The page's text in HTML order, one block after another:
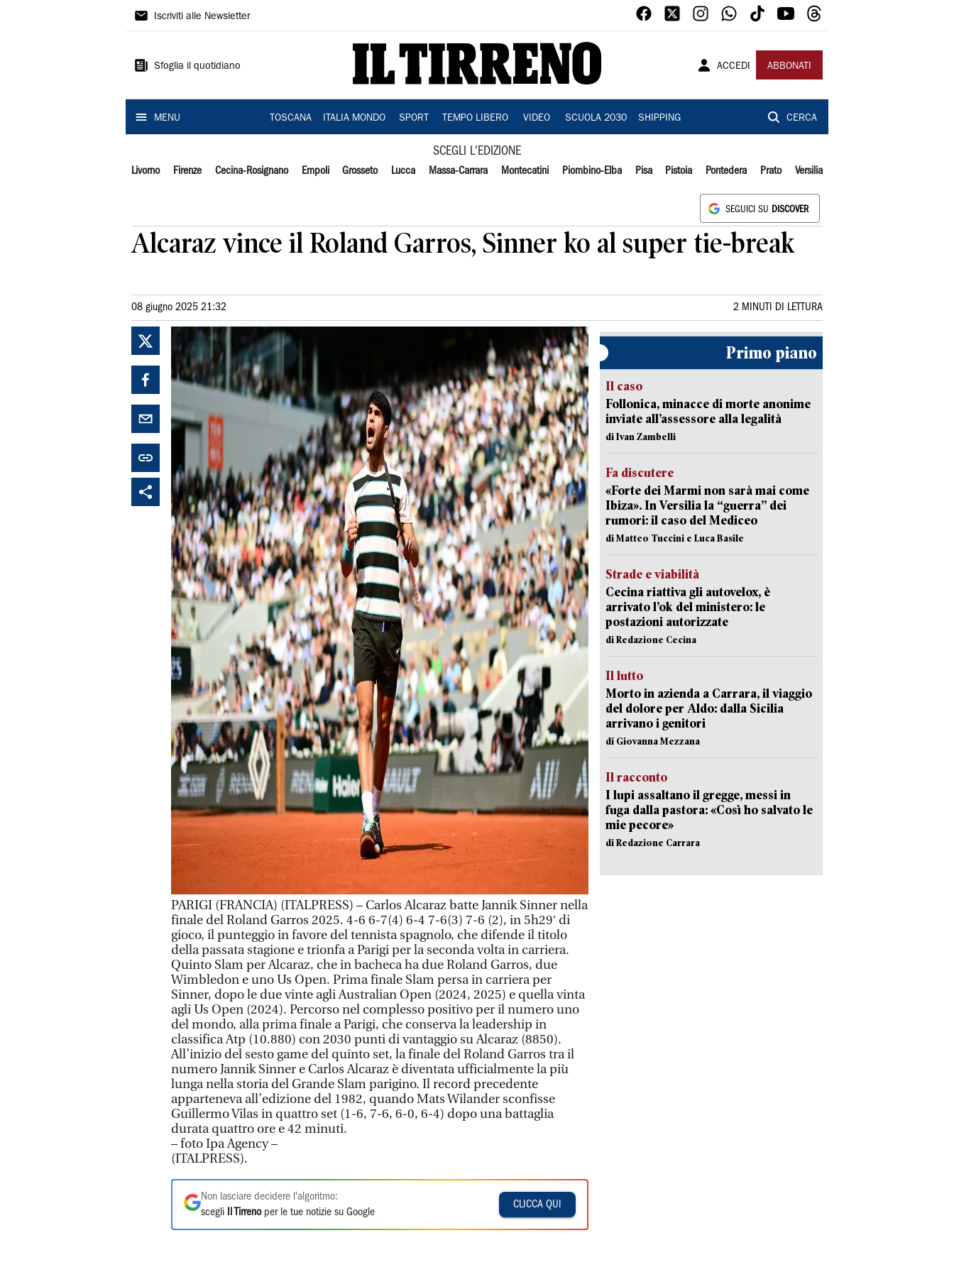
Il
Iscriviti alle Newsletter
Sfoglia il quotidiano ACCEDI ABBONATI
MENU TOSCANA ITALIA MONDO SPORT TEMPO LIBERO VIDEO SCUOLA 2030 SHIPPING CERCA
SCEGLI L'EDIZIONE
Livorno Firenze Cecina-Rosignano Empoli Grosseto Lucca Massa-Carrara Montecatini Piombino-Elba Pisa Pistoia Pontedera Prato Versilia
SEGUICI SU DISCOVER
Alcaraz vince il Roland Garros, Sinner ko al super tie-break
08 giugno 2025 21:32 2 MINUTI DI LETTURA
PARIGI (FRANCIA) (ITALPRESS) – Carlos Alcaraz batte Jannik Sinner nella
finale del Roland Garros 2025. 4-6 6-7(4) 6-4 7-6(3) 7-6 (2), in 5h29′ di
gioco, il punteggio in favore del tennista spagnolo, che difende il titolo
della passata stagione e trionfa a Parigi per la seconda volta in carriera.
Quinto Slam per Alcaraz, che in bacheca ha due Roland Garros, due
Wimbledon e uno Us Open. Prima finale Slam persa in carriera per
Sinner, dopo le due vinte agli Australian Open (2024, 2025) e quella vinta
agli Us Open (2024). Percorso nel complesso positivo per il numero uno
del mondo, alla prima finale a Parigi, che conserva la leadership in
classifica Atp (10.880) con 2030 punti di vantaggio su Alcaraz (8850).
All’inizio del sesto game del quinto set, la finale del Roland Garros tra il
numero Jannik Sinner e Carlos Alcaraz è diventata ufficialmente la più
lunga nella storia del Grande Slam parigino. Il record precedente
apparteneva all’edizione del 1982, quando Mats Wilander sconfisse
Guillermo Vilas in quattro set (1-6, 7-6, 6-0, 6-4) dopo una battaglia
durata quattro ore e 42 minuti.
– foto Ipa Agency –
(ITALPRESS).
Non lasciare decidere l'algoritmo:
scegli
Il Tirrenoper le tue notizie su Google
CLICCA QUI
Primo piano
Il caso
Follonica, minacce di morte anonime
inviate all’assessore alla legalità
di Ivan Zambelli
Fa discutere
«Forte dei Marmi non sarà mai come
Ibiza». In Versilia la “guerra” dei
rumori: il caso del Mediceo
di Matteo Tuccini e Luca Basile
Strade e viabilità
Cecina riattiva gli autovelox, è
arrivato l’ok del ministero: le
postazioni autorizzate
di Redazione Cecina
Il lutto
Morto in azienda a Carrara, il viaggio
del dolore per Aldo: dalla Sicilia
arrivano i genitori
di Giovanna Mezzana
Il racconto
I lupi assaltano il gregge, messi in
fuga dalla pastora: «Così ho salvato le
mie pecore»
di Redazione Carrara